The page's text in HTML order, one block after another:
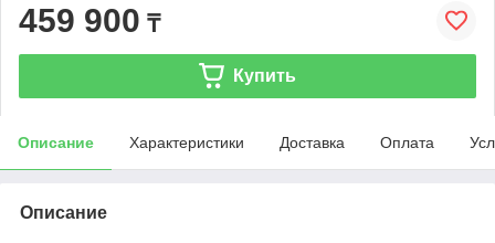
459 900 ₸
Купить
Описание Характеристики Доставка Оплата
Описание